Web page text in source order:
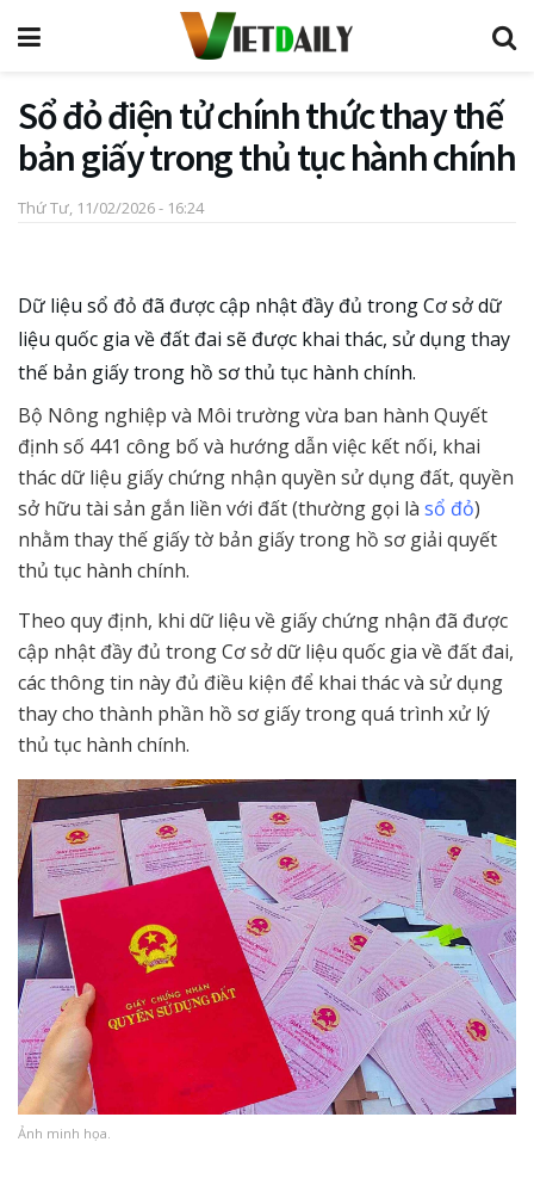
Sổ đỏ điện tử chính thức thay thế
bản giấy trong thủ tục hành chính
Thứ Tư, 11/02/2026 - 16:24
Dữ liệu sổ đỏ đã được cập nhật đầy đủ trong Cơ sở dữ
liệu quốc gia về đất đai sẽ được khai thác, sử dụng thay
thế bản giấy trong hồ sơ thủ tục hành chính.
Bộ Nông nghiệp và Môi trường vừa ban hành Quyết
định số 441 công bố và hướng dẫn việc kết nối, khai
thác dữ liệu giấy chứng nhận quyền sử dụng đất, quyền
sở hữu tài sản gắn liền với đất (thường gọi là sổ đỏ)
nhằm thay thế giấy tờ bản giấy trong hồ sơ giải quyết
thủ tục hành chính.
Theo quy định, khi dữ liệu về giấy chứng nhận đã được
cập nhật đầy đủ trong Cơ sở dữ liệu quốc gia về đất đai,
các thông tin này đủ điều kiện để khai thác và sử dụng
thay cho thành phần hồ sơ giấy trong quá trình xử lý
thủ tục hành chính.
Ảnh minh họa.